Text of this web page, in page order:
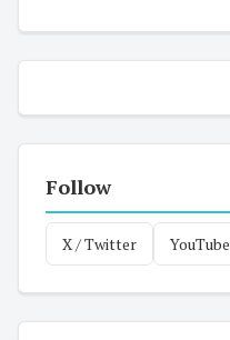
Follow
X / Twitter YouTube